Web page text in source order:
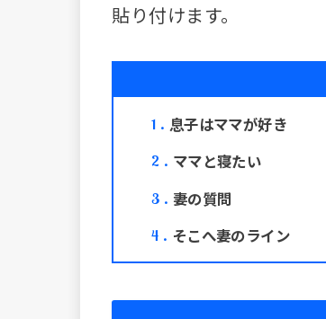
貼り付けます。
1 息子はママが好き
2 ママと寝たい
3 妻の質問
4 そこへ妻のライン